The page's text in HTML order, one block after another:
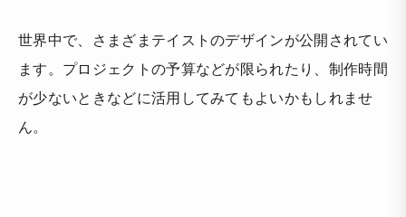
世界中で、さまざまテイストのデザインが公開されてい
ます。プロジェクトの予算などが限られたり、制作時間
が少ないときなどに活用してみてもよいかもしれませ
ん。